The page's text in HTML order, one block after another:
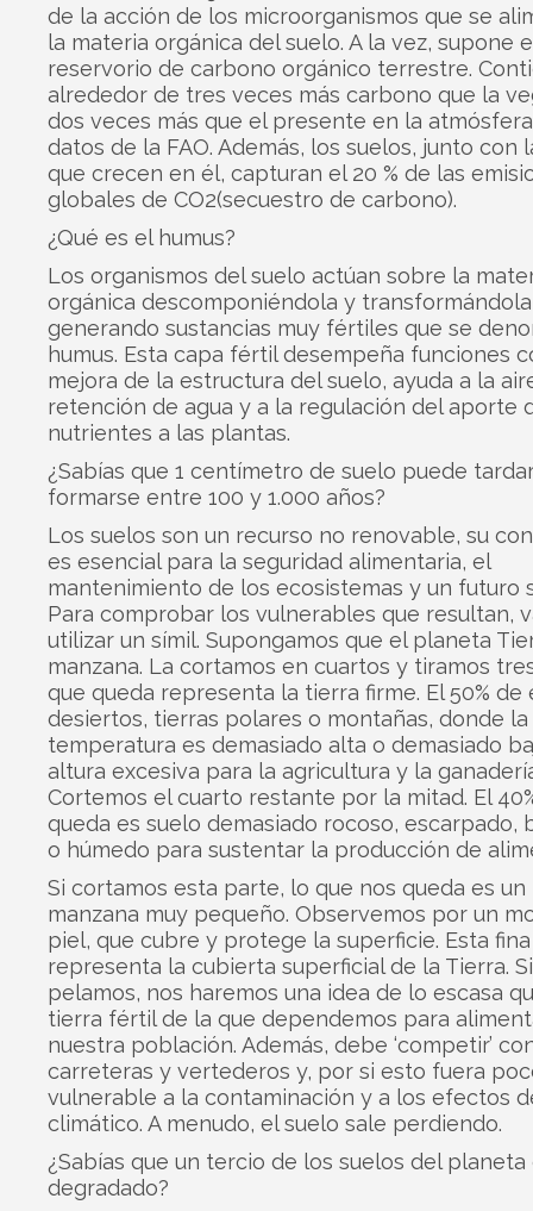
de la acción de los microorganismos que se
la materia orgánica del suelo. A la vez, supone
reservorio de carbono orgánico terrestre.
alrededor de tres veces más carbono que la
dos veces más que el presente en la
datos de la FAO. Además, los suelos, junto con
que crecen en él, capturan el 20 % de las
globales de CO2(secuestro de carbono).
¿Qué es el humus?
Los organismos del suelo actúan sobre la
orgánica descomponiéndola y
generando sustancias muy fértiles que se
humus. Esta capa fértil desempeña funciones
mejora de la estructura del suelo, ayuda a la
retención de agua y a la regulación del aporte
nutrientes a las plantas.
¿Sabías que 1 centímetro de suelo puede
formarse entre 100 y 1.000 años?
Los suelos son un recurso no renovable, su
es esencial para la seguridad alimentaria, el
mantenimiento de los ecosistemas y un futuro
Para comprobar los vulnerables que resultan,
utilizar un símil. Supongamos que el planeta
manzana. La cortamos en cuartos y tiramos
que queda representa la tierra firme. El 50% de
desiertos, tierras polares o montañas, donde la
temperatura es demasiado alta o demasiado
altura excesiva para la agricultura y la
Cortemos el cuarto restante por la mitad. El
queda es suelo demasiado rocoso, escarpado,
o húmedo para sustentar la producción de
Si cortamos esta parte, lo que nos queda es
manzana muy pequeño. Observemos por un
piel, que cubre y protege la superficie. Esta
representa la cubierta superficial de la Tierra.
pelamos, nos haremos una idea de lo escasa
tierra fértil de la que dependemos para
nuestra población. Además, debe ‘competir’
carreteras y vertederos y, por si esto fuera
vulnerable a la contaminación y a los efectos
climático. A menudo, el suelo sale perdiendo.
¿Sabías que un tercio de los suelos del planeta
degradado?